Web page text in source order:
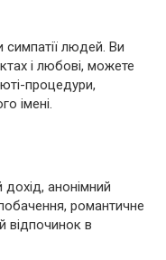
людей. Ви
і любові, можете
процедури,
імені.
анонімний
романтичне
відпочинок в